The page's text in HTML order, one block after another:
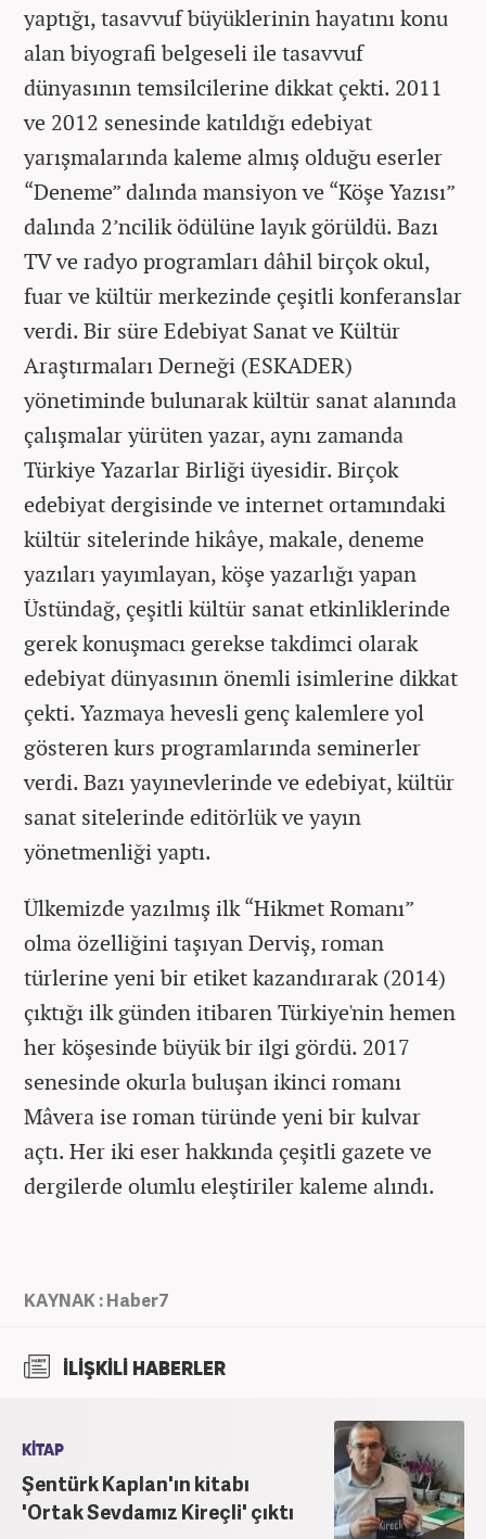
yaptığı, tasavvuf büyüklerinin hayatını konu
alan biyografi belgeseli ile tasavvuf
dünyasının temsilcilerine dikkat çekti. 2011
ve 2012 senesinde katıldığı edebiyat
yarışmalarında kaleme almış olduğu eserler
“Deneme” dalında mansiyon ve “Köşe Yazısı”
dalında 2’ncilik ödülüne layık görüldü. Bazı
TV ve radyo programları dâhil birçok okul,
fuar ve kültür merkezinde çeşitli konferanslar
verdi. Bir süre Edebiyat Sanat ve Kültür
Araştırmaları Derneği (ESKADER)
yönetiminde bulunarak kültür sanat alanında
çalışmalar yürüten yazar, aynı zamanda
Türkiye Yazarlar Birliği üyesidir. Birçok
edebiyat dergisinde ve internet ortamındaki
kültür sitelerinde hikâye, makale, deneme
yazıları yayımlayan, köşe yazarlığı yapan
Üstündağ, çeşitli kültür sanat etkinliklerinde
gerek konuşmacı gerekse takdimci olarak
edebiyat dünyasının önemli isimlerine dikkat
çekti. Yazmaya hevesli genç kalemlere yol
gösteren kurs programlarında seminerler
verdi. Bazı yayınevlerinde ve edebiyat, kültür
sanat sitelerinde editörlük ve yayın
yönetmenliği yaptı.
Ülkemizde yazılmış ilk “Hikmet Romanı”
olma özelliğini taşıyan Derviş, roman
türlerine yeni bir etiket kazandırarak (2014)
çıktığı ilk günden itibaren Türkiye'nin hemen
her köşesinde büyük bir ilgi gördü. 2017
senesinde okurla buluşan ikinci romanı
Mâvera ise roman türünde yeni bir kulvar
açtı. Her iki eser hakkında çeşitli gazete ve
dergilerde olumlu eleştiriler kaleme alındı.
KAYNAK : Haber7
İLİŞKİLİ HABERLER
KİTAP
Şentürk Kaplan'ın kitabı
'Ortak Sevdamız Kireçli' çıktı